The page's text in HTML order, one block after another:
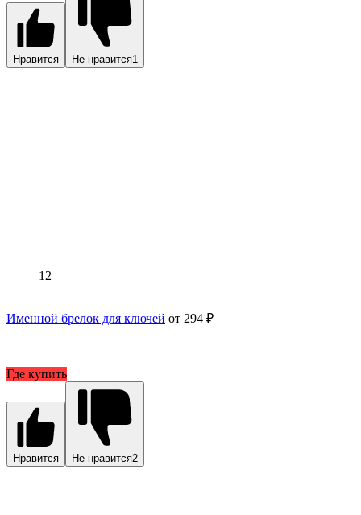
Нравится Не нравится1
12
Именной брелок для ключей от 294 ₽
Где купить
Нравится Не нравится2